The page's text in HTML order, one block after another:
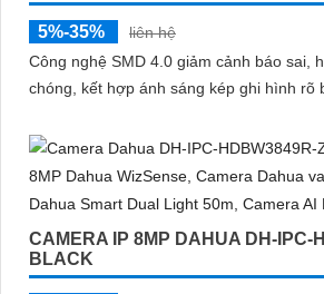
5%-35%
liên hệ
Công nghệ SMD 4.0 giảm cảnh báo sai,
chóng, kết hợp ánh sáng kép ghi hình rõ
CAMERA IP 8MP DAHUA DH-IPC-
BLACK